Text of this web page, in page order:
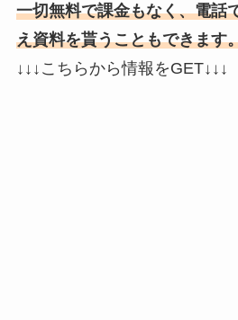
一切無料で課金もなく、電話
え資料を貰うこともできます
↓↓↓こちらから情報をGET↓↓↓